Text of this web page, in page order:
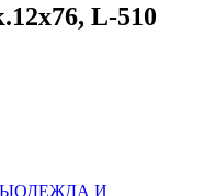
L-510
ОДЕЖДА И